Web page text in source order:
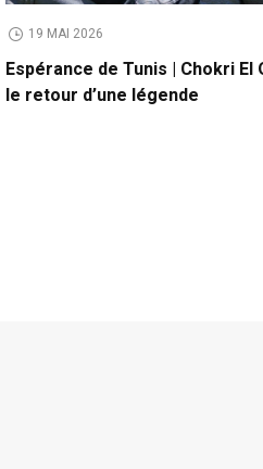
19 MAI 2026
Espérance de Tunis | Chokri El
le retour d’une légende